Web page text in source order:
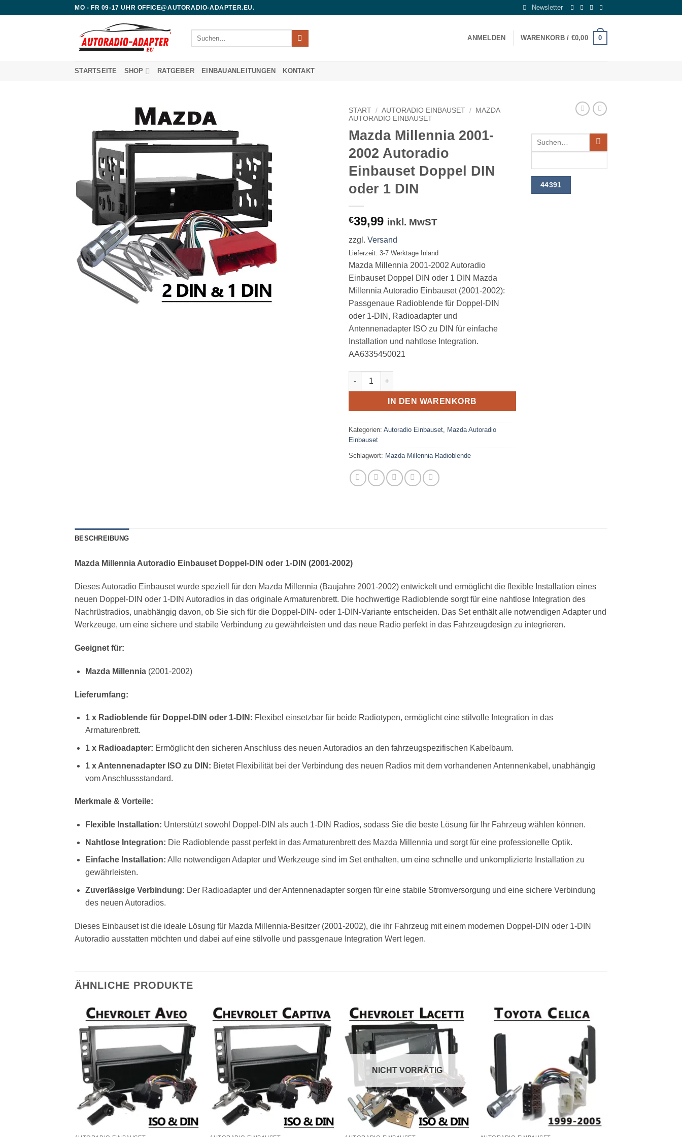
MO - FR 09-17 UHR OFFICE@AUTORADIO-ADAPTER.EU. Newsletter
ANMELDEN WARENKORB / €0,00 0
STARTSEITE SHOP RATGEBER EINBAUANLEITUNGEN KONTAKT
START / AUTORADIO EINBAUSET /
MAZDA
AUTORADIO EINBAUSET
Mazda Millennia 2001-
2002 Autoradio
Einbauset Doppel DIN
oder 1 DIN
€39,99 inkl. MwST
zzgl. Versand
Lieferzeit: 3-7 Werktage Inland
Mazda Millennia 2001-2002 Autoradio
Einbauset Doppel DIN oder 1 DIN Mazda
Millennia Autoradio Einbauset (2001-2002):
Passgenaue Radioblende für Doppel-DIN
oder 1-DIN, Radioadapter und
Antennenadapter ISO zu DIN für einfache
Installation und nahtlose Integration.
AA6335450021
Mazda Millennia 2001-2002 Autoradio Einbauset Doppel DIN oder 1 DIN Menge
IN DEN WARENKORB
Kategorien: Autoradio Einbauset Mazda Autoradio
Einbauset
Schlagwort: Mazda Millennia Radioblende
BESCHREIBUNG
Mazda Millennia Autoradio Einbauset Doppel-DIN oder 1-DIN (2001-2002)
Dieses Autoradio Einbauset wurde speziell für den Mazda Millennia (Baujahre 2001-2002) entwickelt und ermöglicht die flexible Installation eines
neuen Doppel-DIN oder 1-DIN Autoradios in das originale Armaturenbrett. Die hochwertige Radioblende sorgt für eine nahtlose Integration des
Nachrüstradios, unabhängig davon, ob Sie sich für die Doppel-DIN- oder 1-DIN-Variante entscheiden. Das Set enthält alle notwendigen Adapter und
Werkzeuge, um eine sichere und stabile Verbindung zu gewährleisten und das neue Radio perfekt in das Fahrzeugdesign zu integrieren.
Geeignet für:
Mazda Millennia(2001-2002)
Lieferumfang:
1 x Radioblende für Doppel-DIN oder 1-DIN: Flexibel einsetzbar für beide Radiotypen, ermöglicht eine stilvolle Integration in das
Armaturenbrett.
1 x Radioadapter: Ermöglicht den sicheren Anschluss des neuen Autoradios an den fahrzeugspezifischen Kabelbaum.
1 x Antennenadapter ISO zu DIN: Bietet Flexibilität bei der Verbindung des neuen Radios mit dem vorhandenen Antennenkabel, unabhängig
vom Anschlussstandard.
Merkmale & Vorteile:
Flexible Installation: Unterstützt sowohl Doppel-DIN als auch 1-DIN Radios, sodass Sie die beste Lösung für Ihr Fahrzeug wählen können.
Nahtlose Integration: Die Radioblende passt perfekt in das Armaturenbrett des Mazda Millennia und sorgt für eine professionelle Optik.
Einfache Installation: Alle notwendigen Adapter und Werkzeuge sind im Set enthalten, um eine schnelle und unkomplizierte Installation zu
gewährleisten.
Zuverlässige Verbindung: Der Radioadapter und der Antennenadapter sorgen für eine stabile Stromversorgung und eine sichere Verbindung
des neuen Autoradios.
Dieses Einbauset ist die ideale Lösung für Mazda Millennia-Besitzer (2001-2002), die ihr Fahrzeug mit einem modernen Doppel-DIN oder 1-DIN
Autoradio ausstatten möchten und dabei auf eine stilvolle und passgenaue Integration Wert legen.
ÄHNLICHE PRODUKTE
NICHT VORRÄTIG